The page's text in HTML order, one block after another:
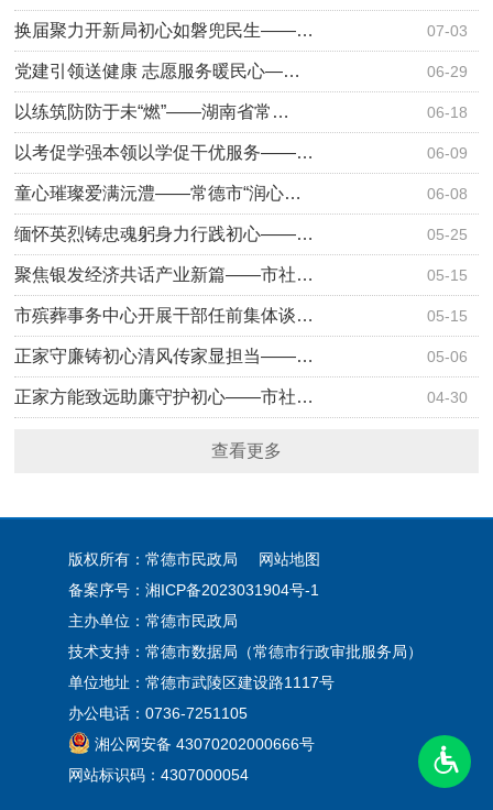
07-03
换届聚力开新局初心如磐兜民生——…
06-29
党建引领送健康 志愿服务暖民心—…
06-18
以练筑防防于未“燃”——湖南省常…
06-09
以考促学强本领以学促干优服务——…
06-08
童心璀璨爱满沅澧——常德市“润心…
05-25
缅怀英烈铸忠魂躬身力行践初心——…
05-15
聚焦银发经济共话产业新篇——市社…
05-15
市殡葬事务中心开展干部任前集体谈…
05-06
正家守廉铸初心清风传家显担当——…
04-30
正家方能致远助廉守护初心——市社…
查看更多
版权所有：常德市民政局
网站地图
备案序号： 湘ICP备2023031904号-1
主办单位：常德市民政局
技术支持：常德市数据局（常德市行政审批服务局）
单位地址：常德市武陵区建设路1117号
办公电话：0736-7251105
湘公网安备 43070202000666号
网站标识码：4307000054